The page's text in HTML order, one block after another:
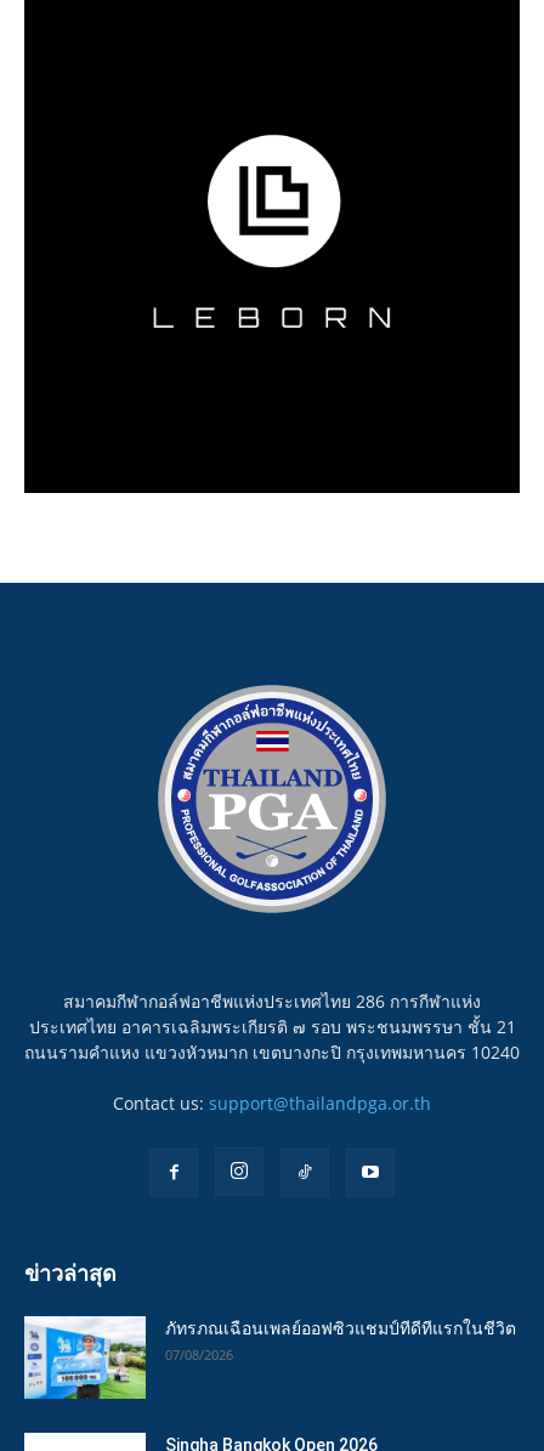
สมาคมกีฬากอล์ฟอาชีพแห่งประเทศไทย 286 การกีฬาแห่ง
ประเทศไทย อาคารเฉลิมพระเกียรติ ๗ รอบ พระชนมพรรษา ชั้น 21
ถนนรามคำแหง แขวงหัวหมาก เขตบางกะปิ กรุงเทพมหานคร 10240
Contact us: support@thailandpga.or.th
ข่าวล่าสุด
ภัทรภณเฉือนเพลย์ออฟซิวแชมป์ทีดีทีแรกในชีวิต
07/08/2026
Singha Bangkok Open 2026